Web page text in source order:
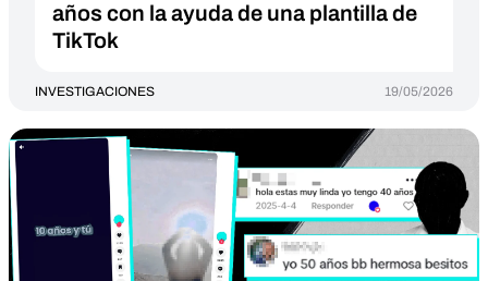
años con la ayuda de una plantilla de
TikTok
INVESTIGACIONES 19/05/2026